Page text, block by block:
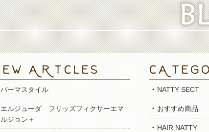
パーマスタイル
エルジューダ フリッズフィクサーエマ
ルジョン＋
NATTY SECT
おすすめ商品
HAIR NATTY